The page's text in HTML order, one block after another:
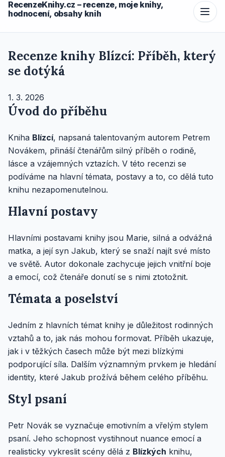
RecenzeKnihy.cz – recenze, moje knihy,
hodnocení, obsahy knih
Recenze knihy Blízcí: Příběh, který
se dotýká
1. 3. 2026
Úvod do příběhu
Kniha Blízcí, napsaná talentovaným autorem Petrem
Novákem, přináší čtenářům silný příběh o rodině,
lásce a vzájemných vztazích. V této recenzi se
podíváme na hlavní témata, postavy a to, co dělá tuto
knihu nezapomenutelnou.
Hlavní postavy
Hlavními postavami knihy jsou Marie, silná a odvážná
matka, a její syn Jakub, který se snaží najít své místo
ve světě. Autor dokonale zachycuje jejich vnitřní boje
a emocí, což čtenáře donutí se s nimi ztotožnit.
Témata a poselství
Jedním z hlavních témat knihy je důležitost rodinných
vztahů a to, jak nás mohou formovat. Příběh ukazuje,
jak i v těžkých časech může být mezi blízkými
podporující síla. Dalším významným prvkem je hledání
identity, které Jakub prožívá během celého příběhu.
Styl psaní
Petr Novák se vyznačuje emotivním a vřelým stylem
psaní. Jeho schopnost vystihnout nuance emocí a
realisticky vykreslit scény dělá z Blízkých knihu,